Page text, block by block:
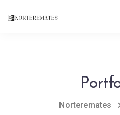
Norteremates